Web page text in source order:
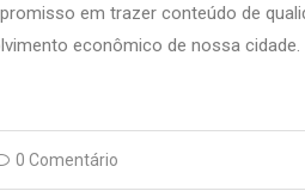
em trazer conteúdo de
econômico de nossa cidade.
0 Comentário